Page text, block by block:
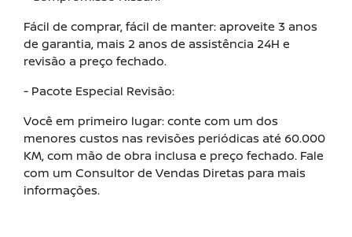
Fácil de comprar, fácil de manter: aproveite 3 anos
de garantia, mais 2 anos de assistência 24H e
revisão a preço fechado.
- Pacote Especial Revisão:
Você em primeiro lugar: conte com um dos
menores custos nas revisões periódicas até 60.000
KM, com mão de obra inclusa e preço fechado. Fale
com um Consultor de Vendas Diretas para mais
informações.